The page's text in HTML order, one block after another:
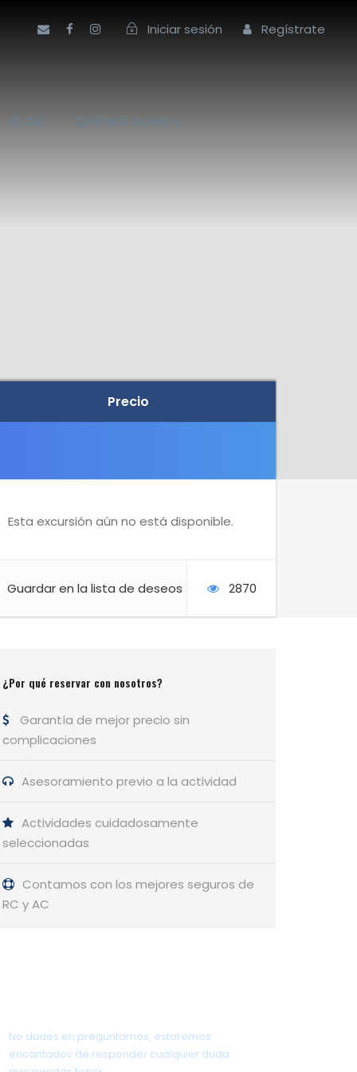
Iniciar sesión Regístrate
Precio
Precio
Esta excursión aún no está disponible.
Guardar en la lista de deseos 2870
¿Por qué reservar con nosotros?
Garantía de mejor precio sin
complicaciones
Asesoramiento previo a la actividad
Actividades cuidadosamente
seleccionadas
Contamos con los mejores seguros de
RC y AC
No dudes en preguntarnos, estaremos
encantados de responder cualquier duda